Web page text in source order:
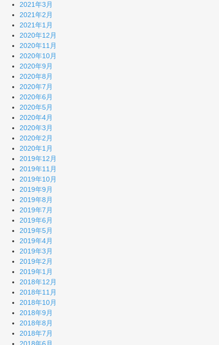
2021年3月
2021年2月
2021年1月
2020年12月
2020年11月
2020年10月
2020年9月
2020年8月
2020年7月
2020年6月
2020年5月
2020年4月
2020年3月
2020年2月
2020年1月
2019年12月
2019年11月
2019年10月
2019年9月
2019年8月
2019年7月
2019年6月
2019年5月
2019年4月
2019年3月
2019年2月
2019年1月
2018年12月
2018年11月
2018年10月
2018年9月
2018年8月
2018年7月